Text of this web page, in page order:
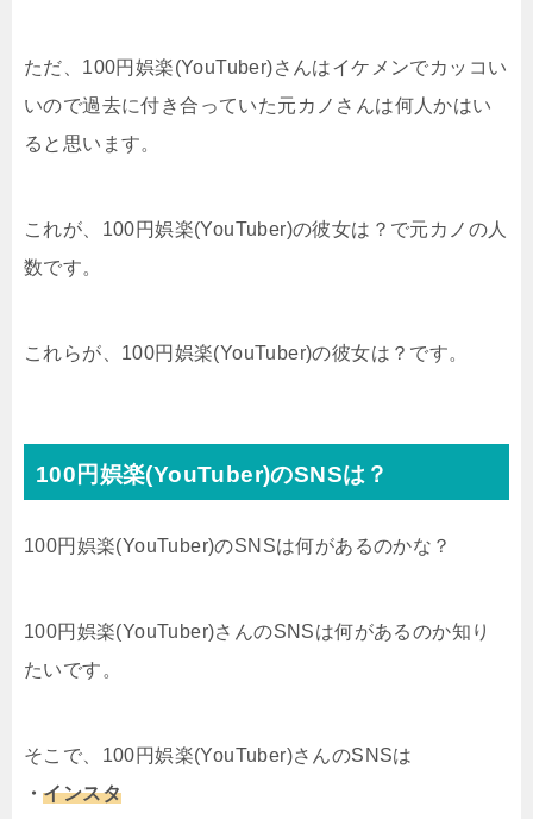
ただ、100円娯楽(YouTuber)さんはイケメンでカッコい
いので過去に付き合っていた元カノさんは何人かはい
ると思います。
これが、100円娯楽(YouTuber)の彼女は？で元カノの人
数です。
これらが、100円娯楽(YouTuber)の彼女は？です。
100円娯楽(YouTuber)のSNSは？
100円娯楽(YouTuber)のSNSは何があるのかな？
100円娯楽(YouTuber)さんのSNSは何があるのか知り
たいです。
そこで、100円娯楽(YouTuber)さんのSNSは
・インスタ